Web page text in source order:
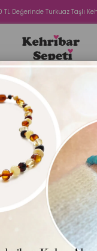
TL Değerinde Turkuaz Taşlı
Kehribar Baba